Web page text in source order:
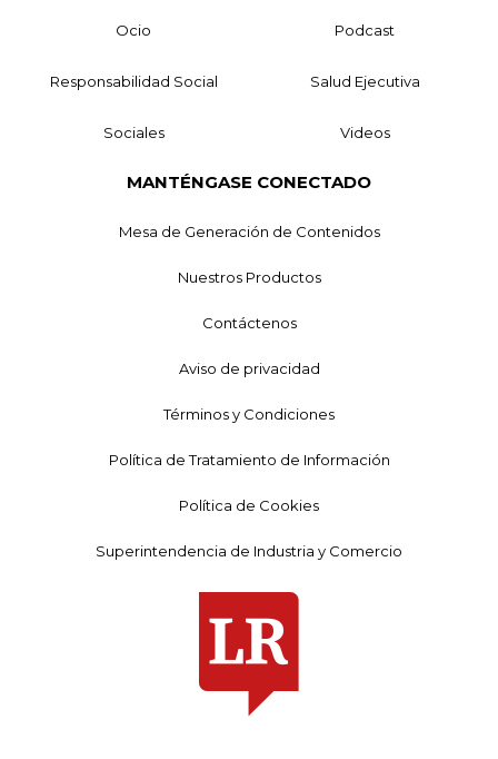
Ocio Podcast
Responsabilidad Social Salud Ejecutiva
Sociales Videos
MANTÉNGASE CONECTADO
Mesa de Generación de Contenidos
Nuestros Productos
Contáctenos
Aviso de privacidad
Términos y Condiciones
Política de Tratamiento de Información
Política de Cookies
Superintendencia de Industria y Comercio